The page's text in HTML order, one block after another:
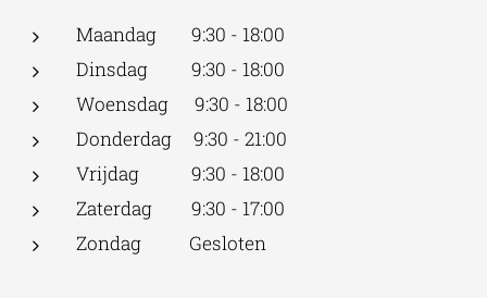
Maandag 9:30 - 18:00
Dinsdag 9:30 - 18:00
Woensdag 9:30 - 18:00
Donderdag 9:30 - 21:00
Vrijdag 9:30 - 18:00
Zaterdag 9:30 - 17:00
Zondag Gesloten